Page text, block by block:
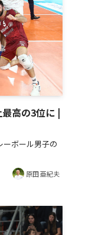
高の3位に |
ーボール男子の
原田 亜紀夫